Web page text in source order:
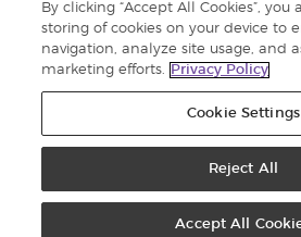
Peizerweg 97
9727 AJ
Nederland
Klantenservice:44-0-
voorbehouden. |
By clicking “Accept All Cookies”, you
storing of cookies on your device to
navigation, analyze site usage, and
marketing efforts.
Privacy Policy
Cookie Settings
Reject All
Accept All